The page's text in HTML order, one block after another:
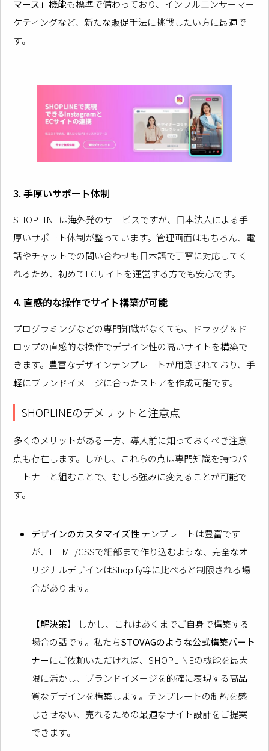
マース」機能も標準で備わっており、インフルエンサーマー
ケティングなど、新たな販促手法に挑戦したい方に最適で
す。
3. 手厚いサポート体制
SHOPLINEは海外発のサービスですが、日本法人による手
厚いサポート体制が整っています。管理画面はもちろん、電
話やチャットでの問い合わせも日本語で丁寧に対応してく
れるため、初めてECサイトを運営する方でも安心です。
4. 直感的な操作でサイト構築が可能
プログラミングなどの専門知識がなくても、ドラッグ＆ド
ロップの直感的な操作でデザイン性の高いサイトを構築で
きます。豊富なデザインテンプレートが用意されており、手
軽にブランドイメージに合ったストアを作成可能です。
SHOPLINEのデメリットと注意点
多くのメリットがある一方、導入前に知っておくべき注意
点も存在します。しかし、これらの点は専門知識を持つパ
ートナーと組むことで、むしろ強みに変えることが可能で
す。
デザインのカスタマイズ性テンプレートは豊富です
が、HTML/CSSで細部まで作り込むような、完全なオ
リジナルデザインはShopify等に比べると制限される場
合があります。
【解決策】
しかし、これはあくまでご自身で構築する
場合の話です。私たちSTOVAGのような公式構築パート
ナーにご依頼いただければ、SHOPLINEの機能を最大
限に活かし、ブランドイメージを的確に表現する高品
質なデザインを構築します。テンプレートの制約を感
じさせない、売れるための最適なサイト設計をご提案
できます。